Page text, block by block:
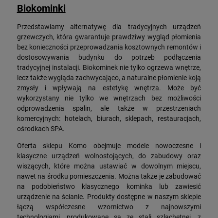
Biokominki
Przedstawiamy alternatywę dla tradycyjnych urządzeń
grzewczych, która gwarantuje prawdziwy wygląd płomienia
bez konieczności przeprowadzania kosztownych remontów i
dostosowywania budynku do potrzeb podłączenia
tradycyjnej instalacji. Biokominek nie tylko ogrzewa wnętrze,
lecz także wygląda zachwycająco, a naturalne płomienie koją
zmysły i wpływają na estetykę wnętrza. Może być
wykorzystany nie tylko we wnętrzach bez możliwości
odprowadzenia spalin, ale także w przestrzeniach
komercyjnych: hotelach, biurach, sklepach, restauracjach,
ośrodkach SPA.
Oferta sklepu Komo obejmuje modele nowoczesne i
klasyczne urządzeń wolnostojących, do zabudowy oraz
wiszących, które można ustawiać w dowolnym miejscu,
nawet na środku pomieszczenia. Można także je zabudować
na podobieństwo klasycznego kominka lub zawiesić
urządzenie na ścianie. Produkty dostępne w naszym sklepie
łączą współczesne wzornictwo z najnowszymi